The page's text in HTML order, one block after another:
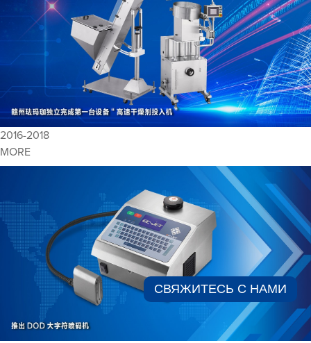
2016-2018
MORE
СВЯЖИТЕСЬ С НАМИ​